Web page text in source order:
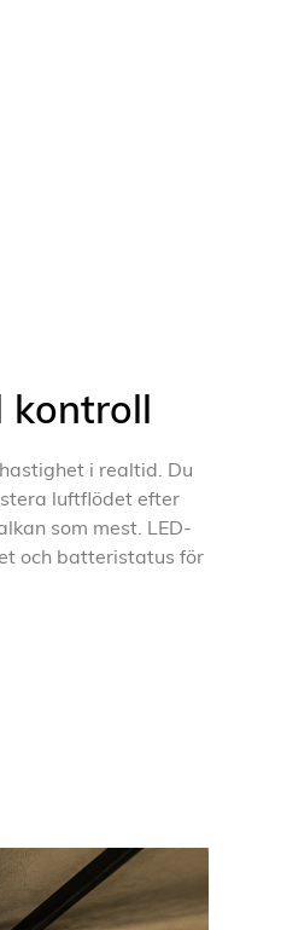
kontroll
i realtid. Du
luftflödet efter
som mest. LED-
och batteristatus för